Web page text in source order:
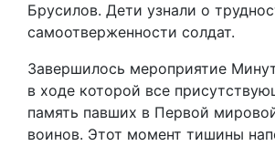
Брусилов. Дети узнали о
самоотверженности солдат.
Завершилось мероприятие
в ходе которой все
память павших в Первой
воинов. Этот момент тишины